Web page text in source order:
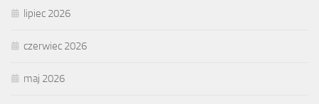
lipiec 2026
czerwiec 2026
maj 2026